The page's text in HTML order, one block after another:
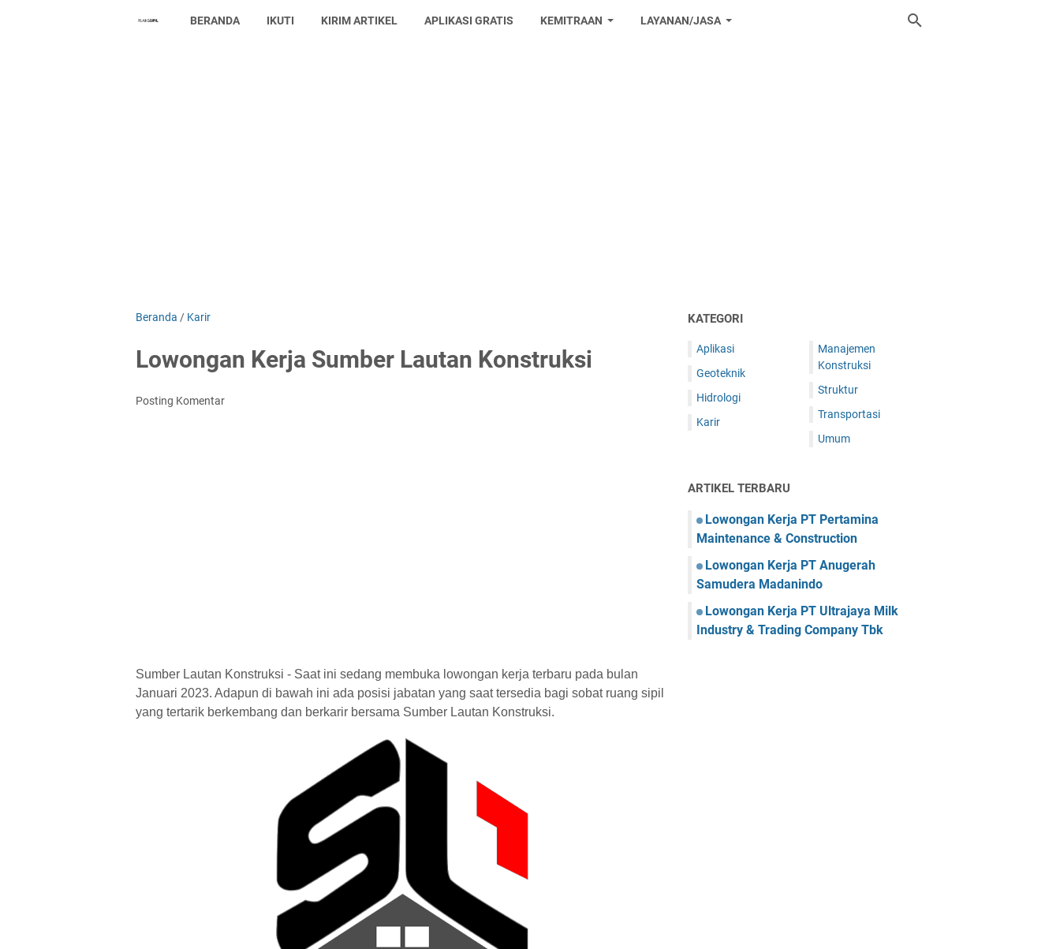
BERANDA IKUTI KIRIM ARTIKEL APLIKASI GRATIS KEMITRAAN LAYANAN/JASA
Beranda / Karir
Lowongan Kerja Sumber Lautan Konstruksi
Posting Komentar
Sumber Lautan Konstruksi - Saat ini sedang membuka lowongan kerja terbaru pada bulan
Januari 2023. Adapun di bawah ini ada posisi jabatan yang saat tersedia bagi sobat ruang sipil
yang tertarik berkembang dan berkarir bersama Sumber Lautan Konstruksi.
KATEGORI
Aplikasi
Geoteknik
Hidrologi
Karir
Manajemen
Konstruksi
Struktur
Transportasi
Umum
ARTIKEL TERBARU
Lowongan Kerja PT Pertamina
Maintenance & Construction
Lowongan Kerja PT Anugerah
Samudera Madanindo
Lowongan Kerja PT Ultrajaya Milk
Industry & Trading Company Tbk